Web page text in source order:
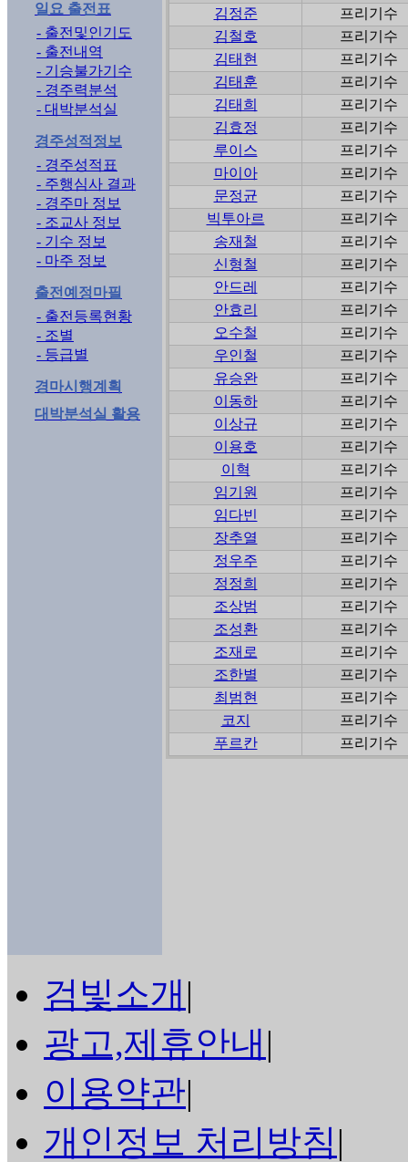
일요 출전표
- 출전및인기도
- 출전내역
- 기승불가기수
- 경주력분석
- 대박분석실
경주성적정보
- 경주성적표
- 주행심사 결과
- 경주마 정보
- 조교사 정보
- 기수 정보
- 마주 정보
출전예정마필
- 출전등록현황
- 조별
- 등급별
경마시행계획
대박분석실 활용
김정준
프리기수
김철호
프리기수
김태현
프리기수
김태훈
프리기수
김태희
프리기수
김효정
프리기수
루이스
프리기수
마이아
프리기수
문정균
프리기수
빅투아르
프리기수
송재철
프리기수
신형철
프리기수
안드레
프리기수
안효리
프리기수
오수철
프리기수
우인철
프리기수
유승완
프리기수
이동하
프리기수
이상규
프리기수
이용호
프리기수
이혁
프리기수
임기원
프리기수
임다빈
프리기수
장추열
프리기수
정우주
프리기수
정정희
프리기수
조상범
프리기수
조성환
프리기수
조재로
프리기수
조한별
프리기수
최범현
프리기수
코지
프리기수
푸르칸
프리기수
검빛소개|
광고,제휴안내|
이용약관|
개인정보 처리방침 |